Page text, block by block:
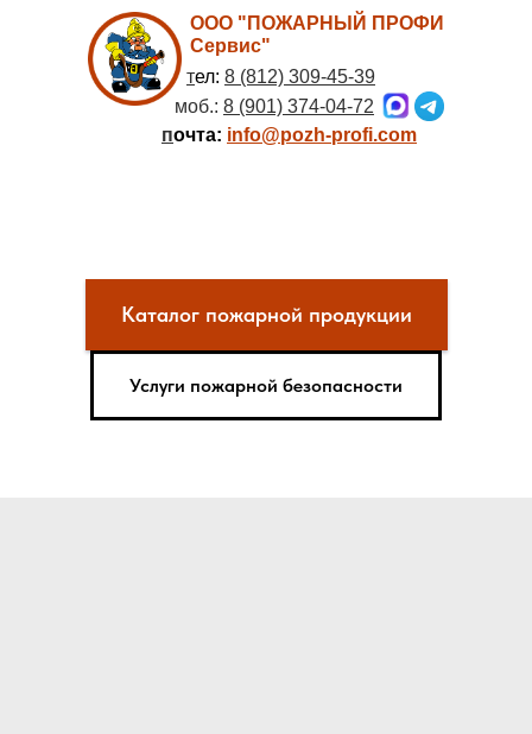
ООО "ПОЖАРНЫЙ ПРОФИ
Сервис"
почта: info@pozh-profi.com
тел: 8 (812) 309-45-39
моб.: 8 (901) 374-04-72
Каталог пожарной продукции
Услуги пожарной безопасности